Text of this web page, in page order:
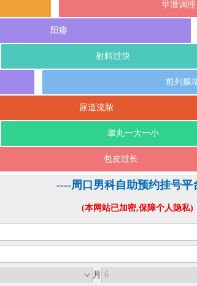
早泄调理
阳痿
射精过快
前列腺
尿道流脓
睾丸一大一小
包皮过长
----周口男科自助预约挂号平
(本网站已加密,保障个人隐私)
月